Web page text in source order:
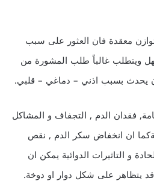
معقدة فان العثور على سبب
ويتطلب غالباً طلب المشورة من
يحدث بسبب اذني – دماغي – قلبي.
فقدان الدم , التجفاف و المشاكل
ان انخفاض سكر الدم , نقص
و التاثيرات الدوائية يمكن ان
يتظاهر على شكل دوار او دوخة.